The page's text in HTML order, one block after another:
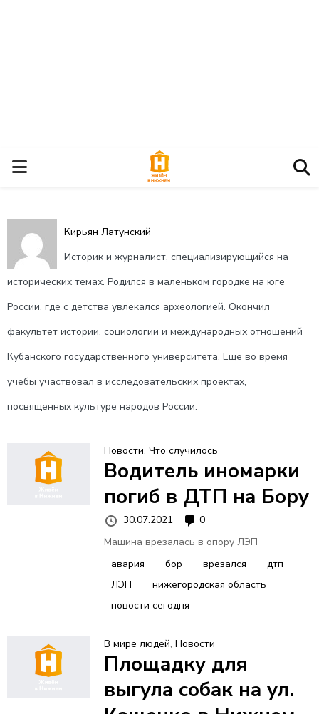
О
Н
О
Н
Кирьян Латунский
Историк и журналист, специализирующийся на
исторических темах. Родился в маленьком городке на юге
России, где с детства увлекался археологией. Окончил
факультет истории, социологии и международных отношений
Кубанского государственного университета. Еще во время
учебы участвовал в исследовательских проектах,
посвященных культуре народов России.
Новости, Что случилось
Водитель иномарки
погиб в ДТП на Бору
30.07.2021
0
Машина врезалась в опору ЛЭП
авария
бор врезался
дтп
ЛЭП
нижегородская область
новости сегодня
В мире людей, Новости
Площадку для
выгула собак на ул.